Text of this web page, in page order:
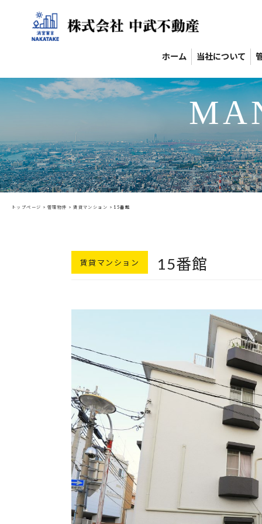
ホーム 当社について
トップページ > 管理物件 >賃貸マンション >15番館
賃貸マンション 15番館